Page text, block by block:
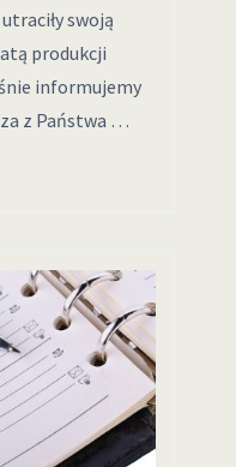
swoją
produkcji
informujemy
z Państwa …